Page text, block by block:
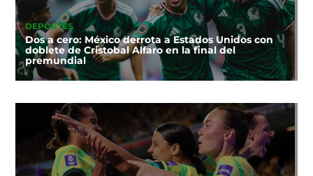
DEPORTES
Dos a cero: México derrota a Estados Unidos con
doblete de Cristobal Alfaro en la final del
premundial